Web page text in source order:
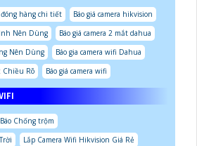
đóng hàng chi tiết
Báo giá camera hikvision
Nên Dùng
Báo giá camera 2 mắt dahua
Nên Dùng
Báo gia camera wifi Dahua
Chiều Rõ
Báo giá camera wifi
Chống trộm
Lắp Camera Wifi Hikvision Giá Rẻ